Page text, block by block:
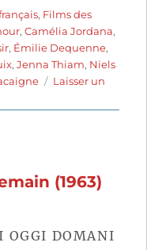
, Films des
,Camélia Jordana,
, Émilie Dequenne,
,Jenna Thiam, Niels
Laisser un
(1963)
OGGI DOMANI